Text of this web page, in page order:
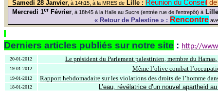
Samedi 28 Janvier , à 14h15, à la MRES de Lille : Réunion du Conseil
Mercredi 1er Février, à 18h45 à la Halle au Sucre (entrée rue de l’entrepôt) à
« Retour de Palestine » : Rencontre
Derniers articles publiés sur notre site : http://
20-01-2012 Le président du Parlement palestinien, membre du
19-01-2012 Même l’olive combat
19-01-2012 Rapport hebdomadaire sur les violations des droits de l’homme
18-01-2012 L’eau, révélatrice d’un nouvel apartheid